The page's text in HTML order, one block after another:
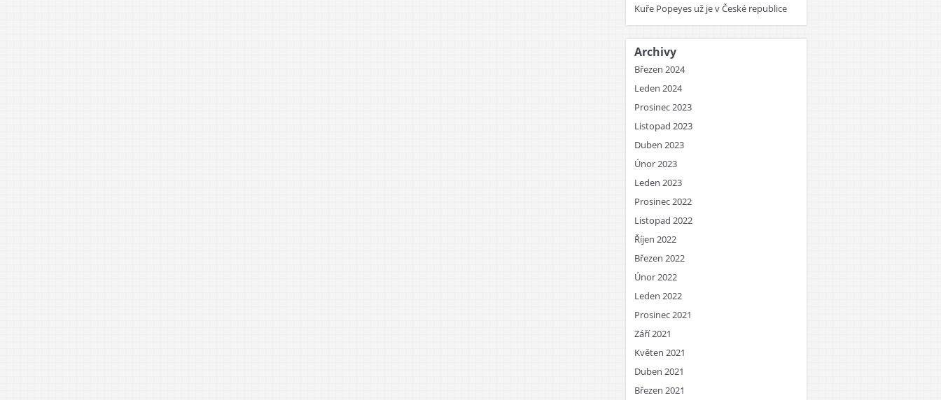
Kuře Popeyes už je v České republice
Archivy
Březen 2024
Leden 2024
Prosinec 2023
Listopad 2023
Duben 2023
Únor 2023
Leden 2023
Prosinec 2022
Listopad 2022
Říjen 2022
Březen 2022
Únor 2022
Leden 2022
Prosinec 2021
Září 2021
Květen 2021
Duben 2021
Březen 2021